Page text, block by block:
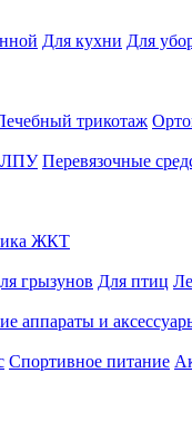
Для кухни Для
трикотаж
ЛПУ Перевязочные
ЖКТ
грызунов Для птиц
аппараты и
Спортивное питание